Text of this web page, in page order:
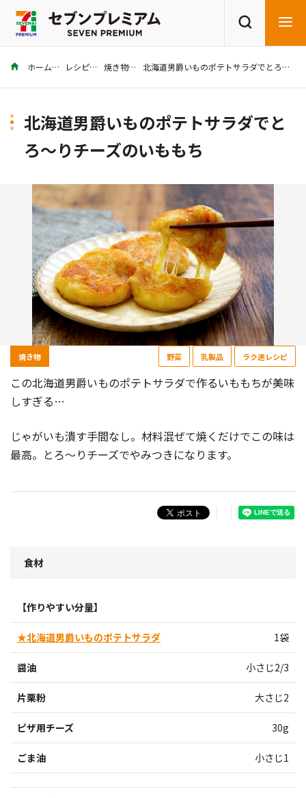
商品を探す レシピを探す
ホーム レシピ 焼き物 北海道男爵いものポテトサラダでとろ〜りチーズのいももち
北海道男爵いものポテトサラダでと
ろ〜りチーズのいももち
焼き物 野菜 乳製品 ラク速レシピ
この北海道男爵いものポテトサラダで作るいももちが美味
しすぎる…
じゃがいも潰す手間なし。材料混ぜて焼くだけでこの味は
最高。とろ〜りチーズでやみつきになります。
食材
【作りやすい分量】
★北海道男爵いものポテトサラダ 1袋
醤油 小さじ2/3
片栗粉 大さじ2
ピザ用チーズ 30g
ごま油 小さじ1